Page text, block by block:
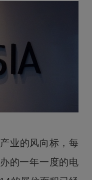
业的风向标，每
的一年一度的电